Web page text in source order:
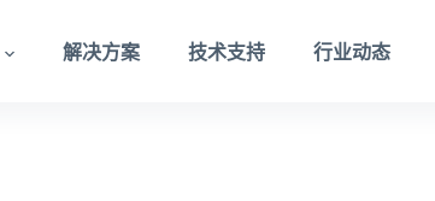
解决方案 技术支持 行业动态